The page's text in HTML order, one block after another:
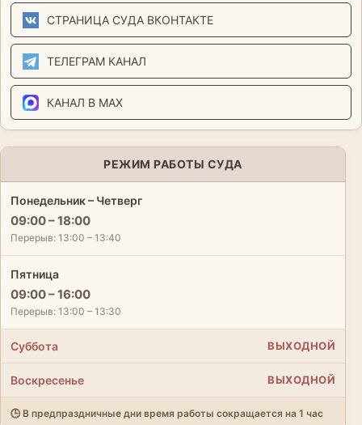
СТРАНИЦА СУДА ВКОНТАКТЕ
ТЕЛЕГРАМ КАНАЛ
КАНАЛ В MAX
РЕЖИМ РАБОТЫ СУДА
Понедельник – Четверг
09:00 – 18:00
Перерыв: 13:00 – 13:40
Пятница
09:00 – 16:00
Перерыв: 13:00 – 13:30
Суббота ВЫХОДНОЙ
Воскресенье ВЫХОДНОЙ
🕒 В предпраздничные дни время работы сокращается на 1 час